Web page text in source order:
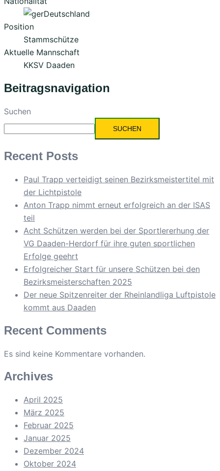
Deutschland
Position
Stammschütze
Aktuelle Mannschaft
KKSV Daaden
Beitragsnavigation
Suchen
SUCHEN
Recent Posts
Paul Trapp verteidigt seinen Bezirksmeistertitel mit
der Lichtpistole
Anton Trapp nimmt erneut erfolgreich an der ISAS
teil
Acht Schützen werden bei der Sportlererhung der
VG Daaden-Herdorf für ihre guten sportlichen
Erfolge geehrt
Erfolgreicher Start für unsere Schützen bei den
Bezirksmeisterschaften 2025
Der neue Spitzenreiter der Rheinlandliga Luftpistole
kommt aus Daaden
Recent Comments
Es sind keine Kommentare vorhanden.
Archives
April 2025
März 2025
Februar 2025
Januar 2025
Dezember 2024
Oktober 2024